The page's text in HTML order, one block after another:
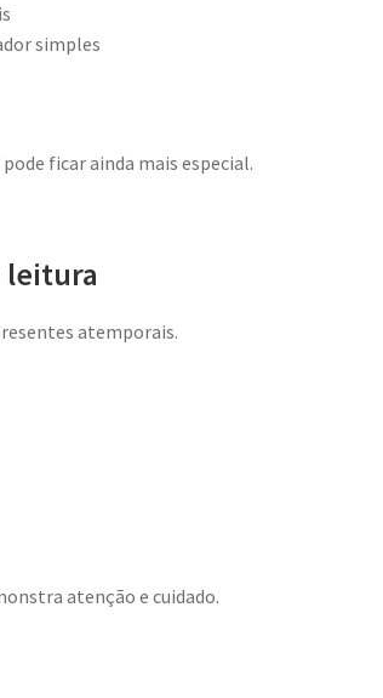
simples
ficar ainda mais especial.
leitura
atemporais.
atenção e cuidado.